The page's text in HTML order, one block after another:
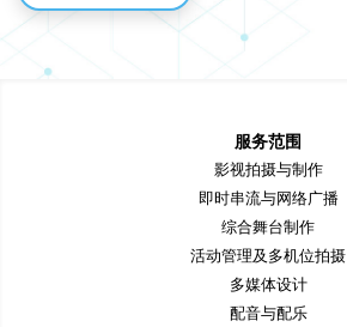
服务范围
影视拍摄与制作
即时串流与网络广播
综合舞台制作
活动管理及多机位拍摄
多媒体设计
配音与配乐